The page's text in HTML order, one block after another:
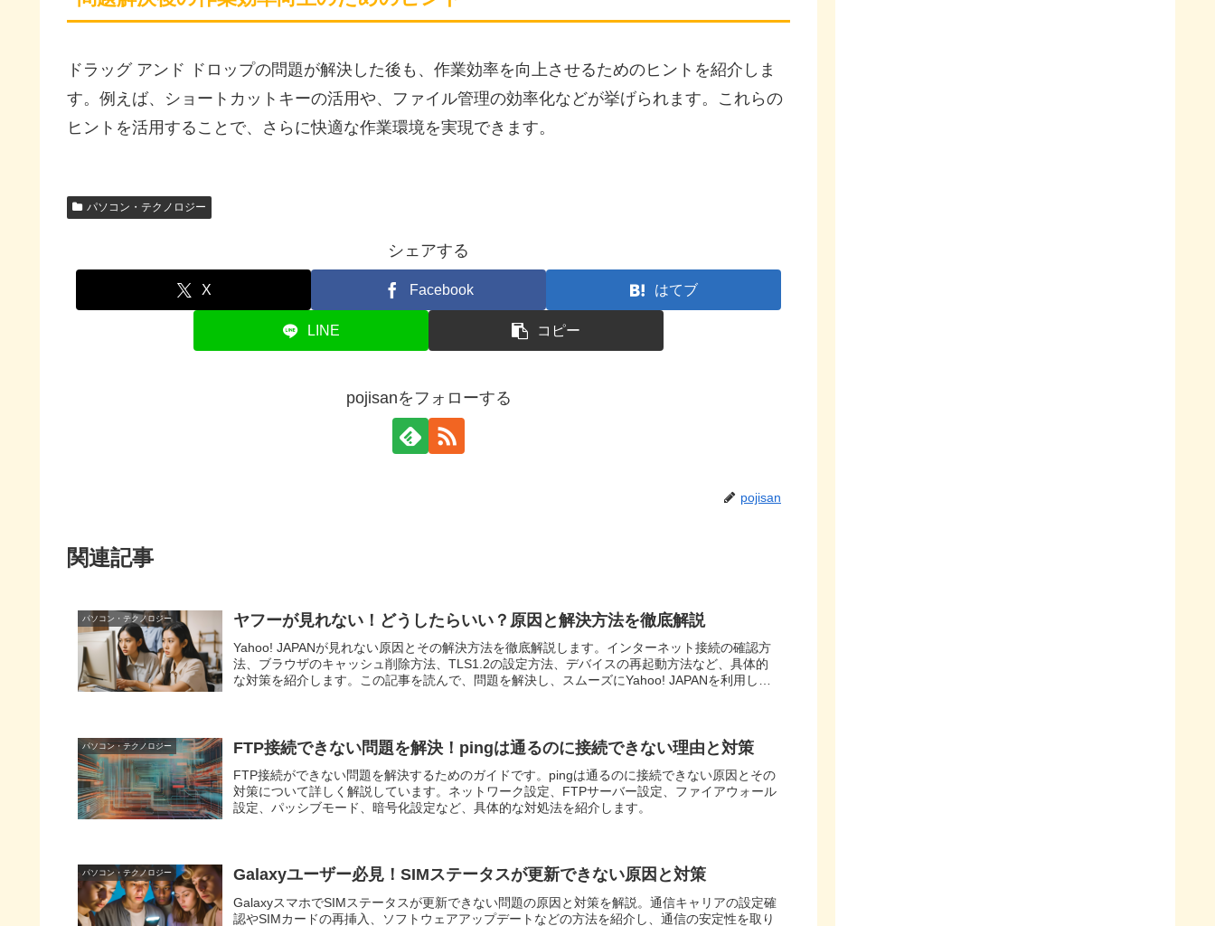
ドラッグ アンド ドロップの問題が解決した後も、作業効率を向上させるためのヒントを紹介しま
す。例えば、ショートカットキーの活用や、ファイル管理の効率化などが挙げられます。これらの
ヒントを活用することで、さらに快適な作業環境を実現できます。
パソコン・テクノロジー
シェアする
X Facebook はてブ
LINE コピー
pojisanをフォローする
pojisan
関連記事
パソコン・テクノロジー ヤフーが見れない！どうしたらいい？原因と解決方法を徹底解説
Yahoo! JAPANが見れない原因とその解決方法を徹底解説します。インターネット接続の確認方
法、ブラウザのキャッシュ削除方法、TLS1.2の設定方法、デバイスの再起動方法など、具体的
な対策を紹介します。この記事を読んで、問題を解決し、スムーズにYahoo! JAPANを利用しま
パソコン・テクノロジー FTP接続できない問題を解決！pingは通るのに接続できない理由と対策
FTP接続ができない問題を解決するためのガイドです。pingは通るのに接続できない原因とその
対策について詳しく解説しています。ネットワーク設定、FTPサーバー設定、ファイアウォール
設定、パッシブモード、暗号化設定など、具体的な対処法を紹介します。
パソコン・テクノロジー Galaxyユーザー必見！SIMステータスが更新できない原因と対策
GalaxyスマホでSIMステータスが更新できない問題の原因と対策を解説。通信キャリアの設定確
認やSIMカードの再挿入、ソフトウェアアップデートなどの方法を紹介し、通信の安定性を取り